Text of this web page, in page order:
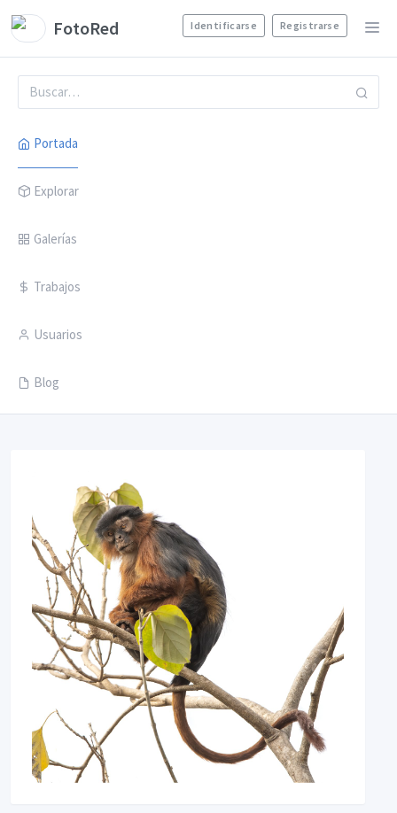
FotoRed Identificarse Registrarse
Portada
Explorar
Galerías
Trabajos
Usuarios
Blog